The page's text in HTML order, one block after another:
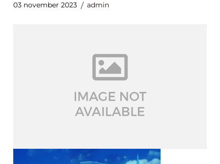
03 november 2023 admin